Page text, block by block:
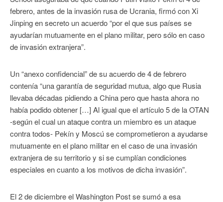
febrero, antes de la invasión rusa de Ucrania, firmó con Xi
Jinping en secreto un acuerdo “por el que sus países se
ayudarían mutuamente en el plano militar, pero sólo en caso
de invasión extranjera”.
Un “anexo confidencial” de su acuerdo de 4 de febrero
contenía “una garantía de seguridad mutua, algo que Rusia
llevaba décadas pidiendo a China pero que hasta ahora no
había podido obtener […] Al igual que el artículo 5 de la OTAN
-según el cual un ataque contra un miembro es un ataque
contra todos- Pekín y Moscú se comprometieron a ayudarse
mutuamente en el plano militar en el caso de una invasión
extranjera de su territorio y si se cumplían condiciones
especiales en cuanto a los motivos de dicha invasión”.
El 2 de diciembre el Washington Post se sumó a esa